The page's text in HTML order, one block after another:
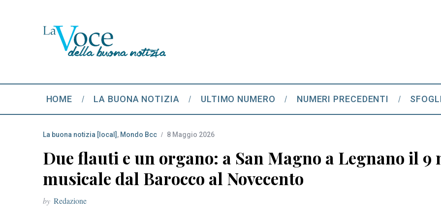
HOME LA BUONA NOTIZIA ULTIMO NUMERO NUMERI PRECEDENTI
La buona notizia [local] , Mondo Bcc 8 Maggio 2026
Due flauti e un organo: a San Magno a Legnano il 9
musicale dal Barocco al Novecento
by Redazione